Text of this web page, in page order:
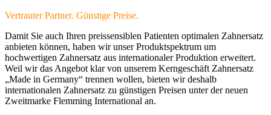
Vertrauter Partner. Günstige Preise.
Damit Sie auch Ihren preissensiblen Patienten optimalen Zahnersatz
anbieten können, haben wir unser Produktspektrum um
hochwertigen Zahnersatz aus internationaler Produktion erweitert.
Weil wir das Angebot klar von unserem Kerngeschäft Zahnersatz
„Made in Germany“ trennen wollen, bieten wir deshalb
internationalen Zahnersatz zu günstigen Preisen unter der neuen
Zweitmarke Flemming International an.